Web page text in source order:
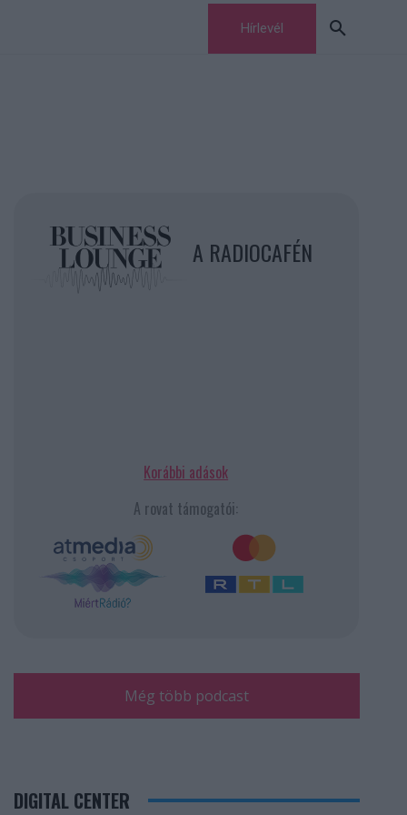
Hírlevél
A RADIOCAFÉN
Korábbi adások
A rovat támogatói:
Még több podcast
DIGITAL CENTER